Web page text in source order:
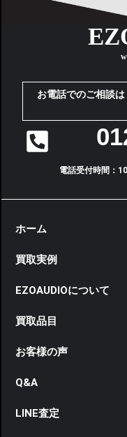
お電話でのご相談は
電話受付時間：
ホーム
買取実例
EZOAUDIOについて
買取品目
お客様の声
Q&A
LINE査定